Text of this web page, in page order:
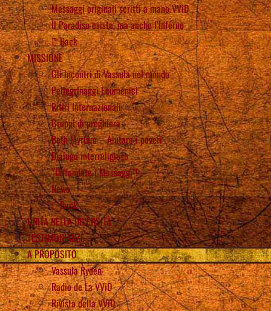
Messaggi originali scritti a mano VViD
Il Paradiso esiste, ma anche l’Inferno
Back
MISSIONE
Gli incontri di Vassula nel mondo
Pellegrinaggi Ecumenici
Ritiri Internazionali
Gruppi di preghiera
Beth Myriam – Aiutare i poveri
Dialogo interreligioso
“Diffondete i Messaggi”!
News
Back
UNITÀ NELLA DIVERSITÀ
TESTIMONIANZE
A PROPOSITO
Vassula Rydén
Radio de La VViD
Rivista della VViD